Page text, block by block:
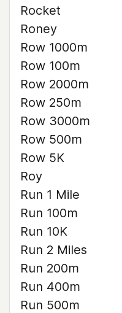
Rocket
Roney
Row 1000m
Row 100m
Row 2000m
Row 250m
Row 3000m
Row 500m
Row 5K
Roy
Run 1 Mile
Run 100m
Run 10K
Run 2 Miles
Run 200m
Run 400m
Run 500m